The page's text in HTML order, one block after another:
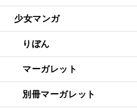
少女マンガ
りぼん
マーガレット
別冊マーガレット